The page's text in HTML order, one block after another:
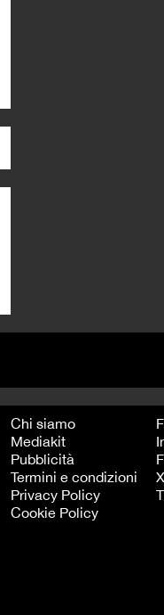
Chi siamo
Mediakit
Pubblicità
Termini e condizioni
Privacy Policy
Cookie Policy
X